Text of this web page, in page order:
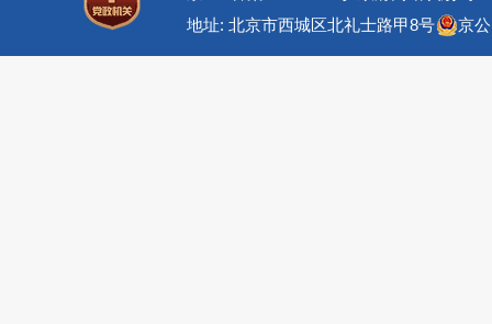
地址: 北京市西城区北礼士路甲8号
京